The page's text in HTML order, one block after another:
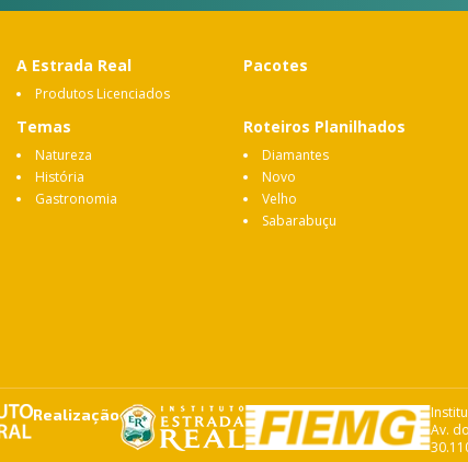
A Estrada Real
Produtos Licenciados
Pacotes
Temas
Natureza
História
Gastronomia
Roteiros Planilhados
Diamantes
Novo
Velho
Sabarabuçu
Realização
Av.